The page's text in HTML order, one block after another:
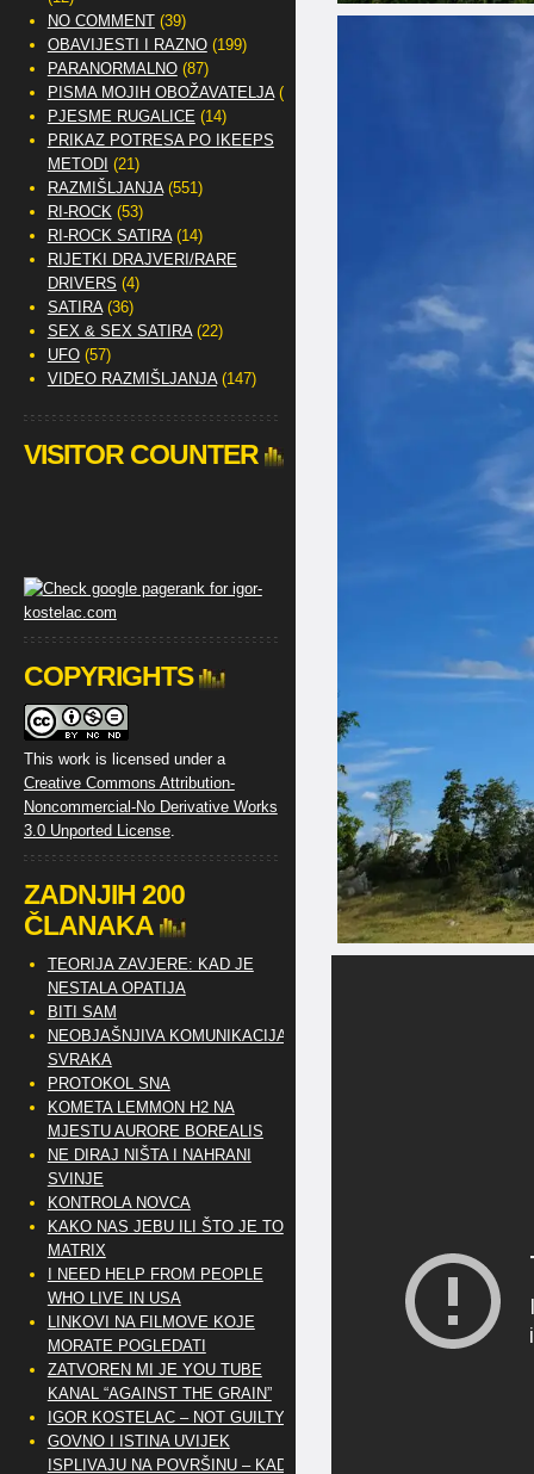
NO COMMENT(39)
OBAVIJESTI I RAZNO(199)
PARANORMALNO(87)
PISMA MOJIH OBOŽAVATELJA(2)
PJESME RUGALICE (14)
PRIKAZ POTRESA PO IKEEPS
METODI (21)
RAZMIŠLJANJA(551)
RI-ROCK(53)
RI-ROCK SATIRA(14)
RIJETKI DRAJVERI/RARE
DRIVERS (4)
SATIRA(36)
SEX & SEX SATIRA(22)
UFO(57)
VIDEO RAZMIŠLJANJA(147)
VISITOR COUNTER
COPYRIGHTS
This work is licensed under a
Creative Commons Attribution-
Noncommercial-No Derivative Works
3.0 Unported License.
ZADNJIH 200
ČLANAKA
TEORIJA ZAVJERE: KAD JE
NESTALA OPATIJA
BITI SAM
NEOBJAŠNJIVA KOMUNIKACIJA
SVRAKA
PROTOKOL SNA
KOMETA LEMMON H2 NA
MJESTU AURORE BOREALIS
NE DIRAJ NIŠTA I NAHRANI
SVINJE
KONTROLA NOVCA
KAKO NAS JEBU ILI ŠTO JE TO
MATRIX
I NEED HELP FROM PEOPLE
WHO LIVE IN USA
LINKOVI NA FILMOVE KOJE
MORATE POGLEDATI
ZATVOREN MI JE YOU TUBE
KANAL “AGAINST THE GRAIN”
IGOR KOSTELAC – NOT GUILTY
GOVNO I ISTINA UVIJEK
ISPLIVAJU NA POVRŠINU – KAD